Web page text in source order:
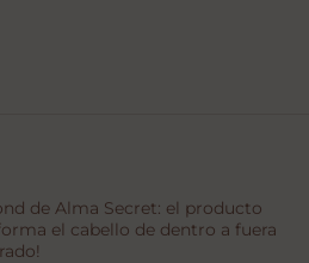
de Alma Secret: el producto
el cabello de dentro a fuera